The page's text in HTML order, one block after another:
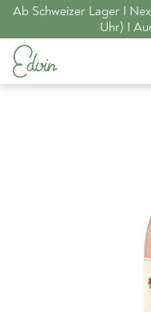
Ab Schweizer Lager I
Uhr) I